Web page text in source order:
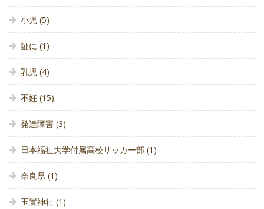
小児 (5)
証に (1)
乳児 (4)
不妊 (15)
発達障害 (3)
日本福祉大学付属高校サッカー部 (1)
奈良県 (1)
玉置神社 (1)